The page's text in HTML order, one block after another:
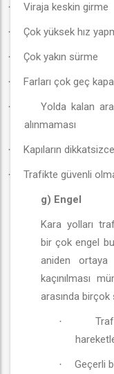
· Viraja keskin girme
· Çok yüksek hız
· Çok yakın sürme
· Farları çok geç
·
Yolda kalan
alınmaması
· Kapıların
·
Trafikte güvenli
g) Engel
Kara yolları
bir çok engel
aniden
kaçınılması
arasında birçok
·
· Geçerli